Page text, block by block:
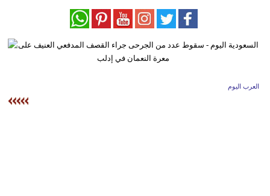
ديكور
العرب اليوم